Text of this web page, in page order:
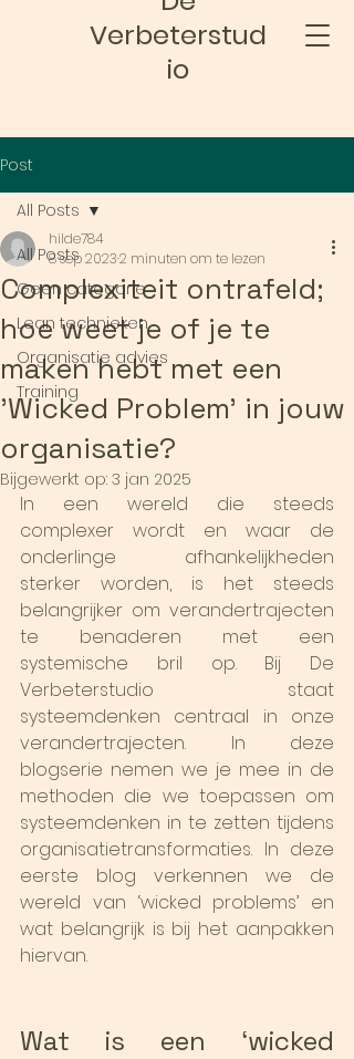
Verbeterstud
io
Post
All Posts
Geen categorie
Lean technieken
Organisatie advies
Training
All Posts
Complexiteit ontrafeld;
hoe weet je of je te
maken hebt met een
'Wicked Problem' in jouw
organisatie?
hilde784
8 sep 20232 minuten om te lezen
Bijgewerkt op: 3 jan 2025
In een wereld die steeds
complexer wordt en waar de
onderlinge afhankelijkheden
sterker worden, is het steeds
belangrijker om verandertrajecten
te benaderen met een
systemische bril op. Bij De
Verbeterstudio staat
systeemdenken centraal in onze
verandertrajecten. In deze
blogserie nemen we je mee in de
methoden die we toepassen om
systeemdenken in te zetten tijdens
organisatietransformaties. In deze
eerste blog verkennen we de
wereld van ‘wicked problems’ en
wat belangrijk is bij het aanpakken
hiervan.
Wat is een ‘wicked